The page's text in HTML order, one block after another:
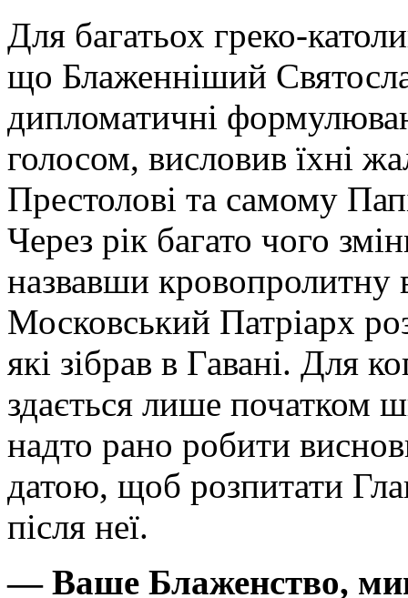
Для багатьох греко-
що Блаженніший
дипломатичні
голосом, висловив їхні
Престолові та самому
Через рік багато чого
назвавши кровопролитну
Московський Патріарх
які зібрав в Гавані. Для
здається лише початком
надто рано робити
датою, щоб розпитати
після неї.
— Ваше Блаженство,